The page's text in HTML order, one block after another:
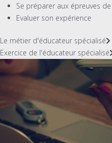
Se préparer aux épreuves
Evaluer son expérience
Le métier d'éducateur spécialisé
Exercice de l'éducateur spécialisé